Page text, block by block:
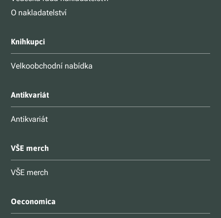
O nakladatelství
Knihkupci
Velkoobchodní nabídka
Antikvariát
Antikvariát
VŠE merch
VŠE merch
Oeconomica